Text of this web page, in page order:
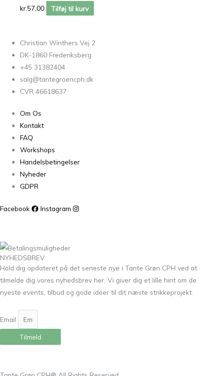
kr.57,00 Tilføj til kurv
Christian Winthers Vej 2
DK-1860 Frederiksberg
+45 31382404
salg@tantegroencph.dk
CVR 46618637
Om Os
Kontakt
FAQ
Workshops
Handelsbetingelser
Nyheder
GDPR
Facebook Instagram
NYHEDSBREV
Hold dig opdateret på det seneste nye i Tante Grøn CPH ved at
tilmelde dig vores nyhedsbrev her. Vi giver dig et lille hint om de
nyeste events, tilbud og gode idéer til dit næste strikkeprojekt.
Email
Tilmeld